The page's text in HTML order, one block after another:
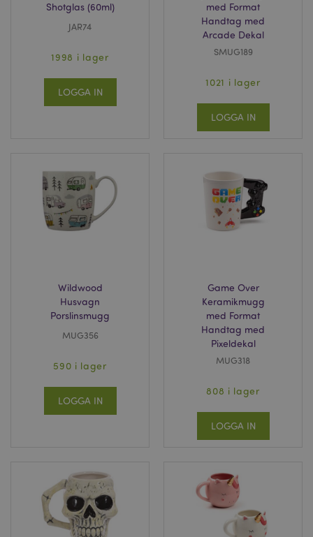
Shotglas (60ml)
JAR74
1998 i lager
LOGGA IN
med Format
Handtag med
Arcade Dekal
SMUG189
1021 i lager
LOGGA IN
Wildwood
Husvagn
Porslinsmugg
MUG356
590 i lager
LOGGA IN
Game Over
Keramikmugg
med Format
Handtag med
Pixeldekal
MUG318
808 i lager
LOGGA IN